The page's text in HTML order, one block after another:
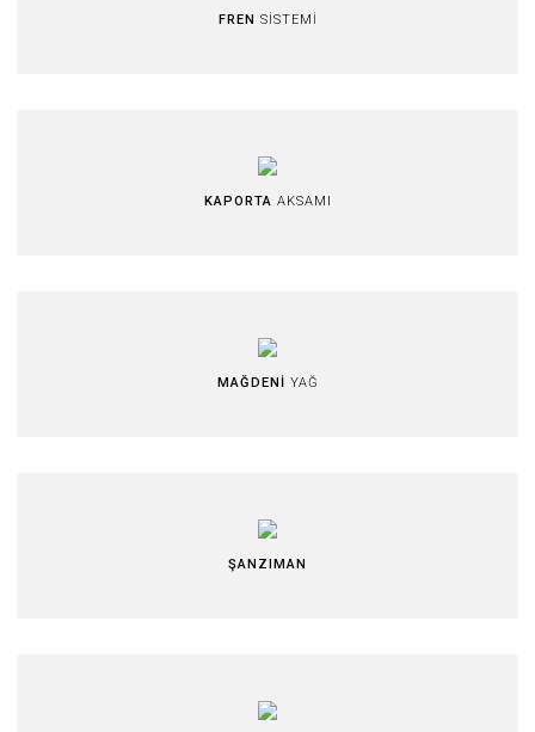
FREN SİSTEMİ
KAPORTA AKSAMI
MAĞDENİ YAĞ
ŞANZIMAN